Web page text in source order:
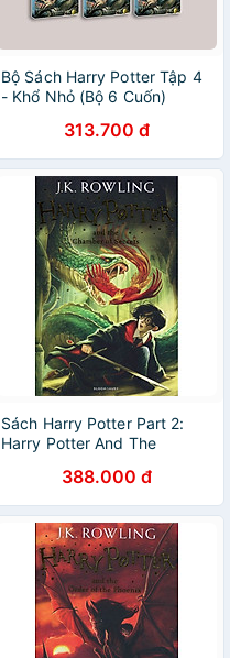
Bộ Sách Harry Potter Tập 4
- Khổ Nhỏ (Bộ 6 Cuốn)
313.700 đ
Sách Harry Potter Part 2:
Harry Potter And The
(Paperback) (Harry Potter
và phòng chứa bí mật)
(English Book)
388.000 đ